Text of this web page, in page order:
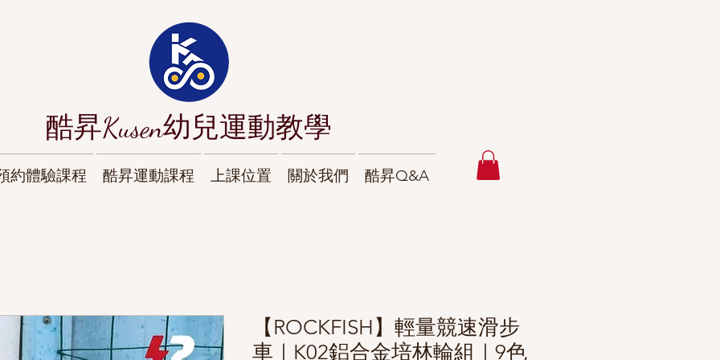
約體驗課程 酷昇運動課程 上課位置 關於我們 酷昇Q&A
酷昇Kusen幼兒運動教學
【ROCKFISH】輕量競速滑步
車｜K02鋁合金培林輪組｜9色